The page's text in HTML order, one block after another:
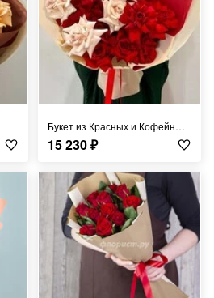
Букет из Красных и Кофейных Роз
15 230₽